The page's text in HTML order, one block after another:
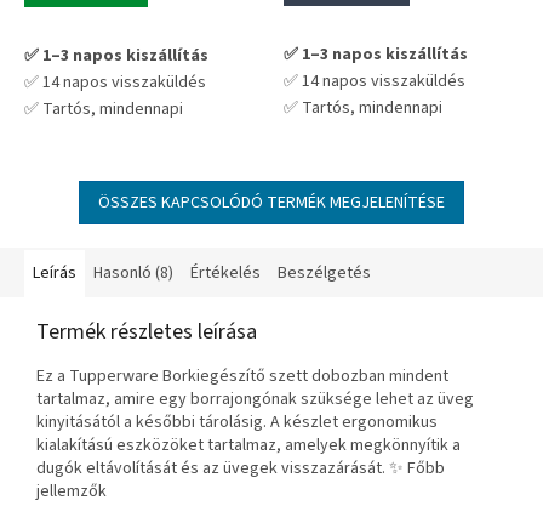
✅ 1–3 napos kiszállítás
✅ 14 napos visszaküldés
✅ Tartós, mindennapi
távra – nem kell cserélgetni
✅ 1–3 napos kiszállítás
✅ 14 napos visszaküldés
✅ Tartós, mindennapi
távra – nem kell cserélgetni
ÖSSZES KAPCSOLÓDÓ TERMÉK MEGJELENÍTÉSE
Leírás Hasonló (8) Értékelés Beszélgetés
Termék részletes leírása
Ez a Tupperware Borkiegészítő szett dobozban mindent
tartalmaz, amire egy borrajongónak szüksége lehet az üveg
kinyitásától a későbbi tárolásig. A készlet ergonomikus
kialakítású eszközöket tartalmaz, amelyek megkönnyítik a
dugók eltávolítását és az üvegek visszazárását. ✨ Főbb
jellemzők